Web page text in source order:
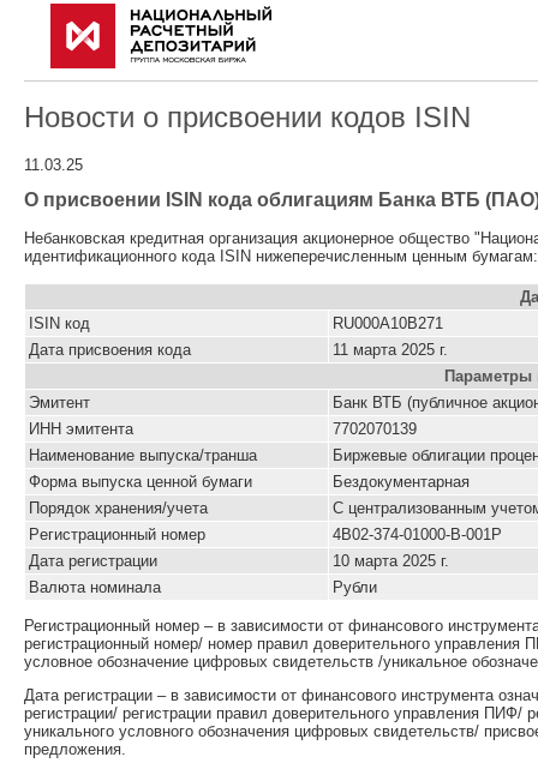
Новости о присвоении кодов ISIN
11.03.25
О присвоении ISIN кода облигациям Банка ВТБ
Небанковская кредитная организация акционерное общество
идентификационного кода ISIN нижеперечисленным ценным бумагам:
ISIN код
RU000A10B271
Дата присвоения кода
11 марта 2025 г.
Параметры
Эмитент
Банк ВТБ (публичное
ИНН эмитента
7702070139
Наименование выпуска/транша
Биржевые облигации
Форма выпуска ценной бумаги
Бездокументарная
Порядок хранения/учета
С централизованным
Pегистрационный номер
4B02-374-01000-B-001P
Дата регистрации
10 марта 2025 г.
Валюта номинала
Рубли
Регистрационный номер – в зависимости от финансового
регистрационный номер/ номер правил доверительного
условное обозначение цифровых свидетельств /уникальное
Дата регистрации – в зависимости от финансового инструмента
регистрации/ регистрации правил доверительного управления ПИФ/
уникального условного обозначения цифровых свидетельств/
предложения.